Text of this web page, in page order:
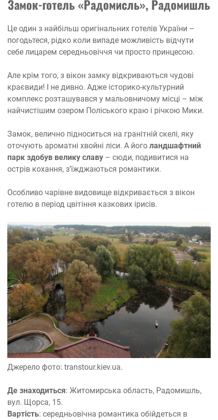
Замок-готель «Радомисль», Радомишль
Це один з найбільш оригінальних готелів України –
погодьтеся, рідко коли випаде можливість відчути
себе лицарем середньовіччя чи просто принцесою.
Але крім того, з вікон замку відкриваються чудові
краєвиди! І не дивно. Адже історико-культурний
комплекс розташувався у мальовничому місці – між
найчистішим озером Поліського краю і річкою Мики.
Замок, велично підноситься на гранітній скелі, яку
оточують ароматні хвойні ліси. А його ландшафтний
парк здобув велику славу – сюди, подивитися на
острів кохання, з’їжджаються романтики.
Особливо чарівне видовище відкривається з вікон
готелю в період цвітіння казкових ірисів.
Джерело фото: transtour.kiev.ua.
Де знаходиться: Житомирська область, Радомишль,
вул. Щорса, 15.
Вартість: середньовічна романтика обійдеться в